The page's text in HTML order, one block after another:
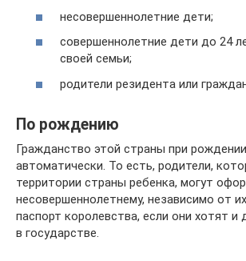
несовершеннолетние дети;
совершеннолетние дети до 24
своей семьи;
родители резидента или
По рождению
Гражданство этой страны при
автоматически. То есть, родители,
территории страны ребенка, могут
несовершеннолетнему, независимо от
паспорт королевства, если они хотят и
в государстве.